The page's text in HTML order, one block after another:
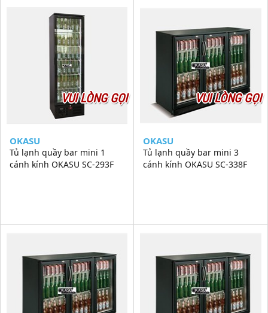
VUI LÒNG GỌI
OKASU
Tủ lạnh quầy bar mini 1
cánh kính OKASU SC-293F
VUI LÒNG GỌI
OKASU
Tủ lạnh quầy bar mini 3
cánh kính OKASU SC-338F